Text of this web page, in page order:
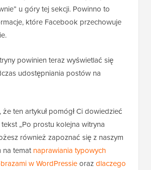
u góry tej sekcji. Powinno to
które Facebook przechowuje
powinien teraz wyświetlać się
udostępniania postów na
że ten artykuł pomógł Ci dowiedzieć
„Po prostu kolejna witryna
również zapoznać się z naszym
na tematnaprawiania typowych
w WordPressieorazdlaczego